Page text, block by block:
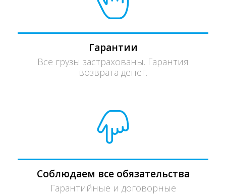
Гарантии
Все грузы застрахованы. Гарантия
возврата денег.
Соблюдаем все обязательства
Гарантийные и договорные